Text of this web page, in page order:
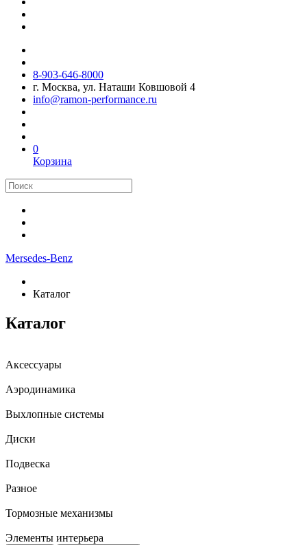
8-903-646-8000
г. Москва, ул. Наташи Ковшовой 4
info@ramon-performance.ru
0
Корзина
Mersedes-Benz
Каталог
Каталог
Аксессуары
Аэродинамика
Выхлопные системы
Диски
Подвеска
Разное
Тормозные механизмы
Элементы интерьера